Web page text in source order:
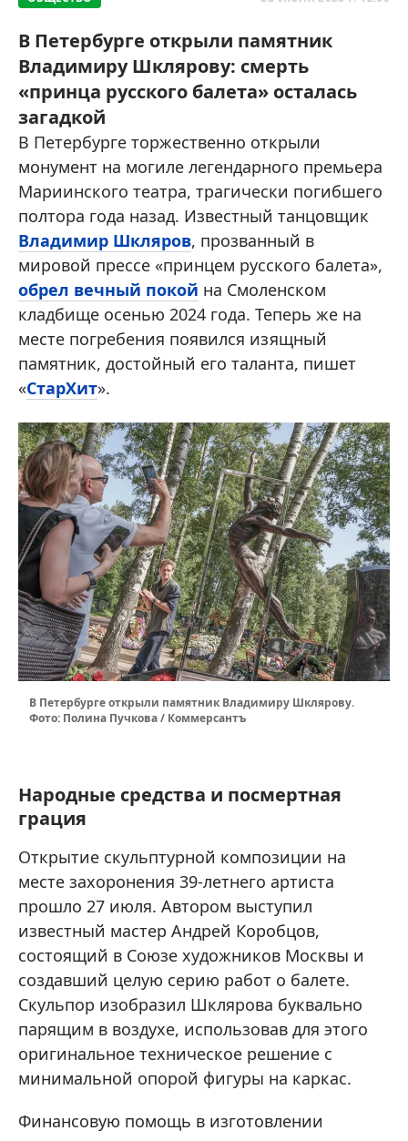
В Петербурге открыли памятник
Владимиру Шклярову: смерть
«принца русского балета» осталась
загадкой
В Петербурге торжественно открыли
монумент на могиле легендарного премьера
Мариинского театра, трагически погибшего
полтора года назад. Известный танцовщик
Владимир Шкляров, прозванный в
мировой прессе «принцем русского балета»,
обрел вечный покой на Смоленском
кладбище осенью 2024 года. Теперь же на
месте погребения появился изящный
памятник, достойный его таланта, пишет
«СтарХит».
В Петербурге открыли памятник Владимиру Шклярову.
Фото: Полина Пучкова / Коммерсантъ
Народные средства и посмертная
грация
Открытие скульптурной композиции на
месте захоронения 39-летнего артиста
прошло 27 июля. Автором выступил
известный мастер Андрей Коробцов,
состоящий в Союзе художников Москвы и
создавший целую серию работ о балете.
Скульпор изобразил Шклярова буквально
парящим в воздухе, использовав для этого
оригинальное техническое решение с
минимальной опорой фигуры на каркас.
Финансовую помощь в изготовлении